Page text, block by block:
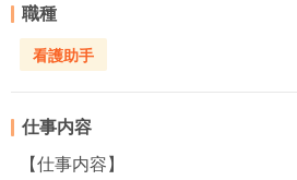
職種
看護助手
仕事内容
【仕事内容】